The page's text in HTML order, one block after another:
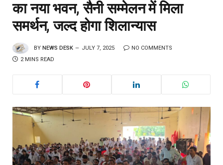
का नया भवन, सैनी सम्मेलन में मिला
समर्थन, जल्द होगा शिलान्यास
BY NEWS DESK JULY 7, 2025
NO COMMENTS
2 MINS READ